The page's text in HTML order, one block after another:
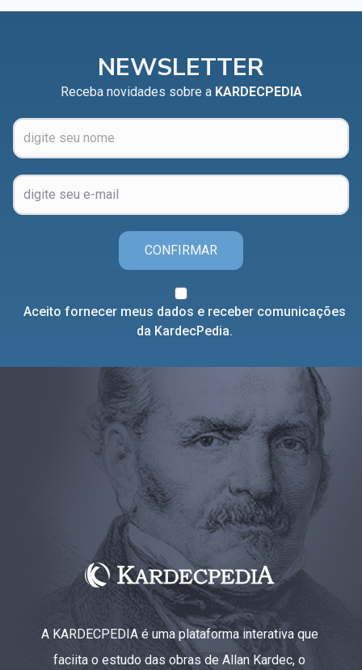
NEWSLETTER
Receba novidades sobre a KARDECPEDIA
CONFIRMAR
Aceito fornecer meus dados e receber comunicações
da KardecPedia.
A KARDECPEDIA é uma plataforma interativa que
faciita o estudo das obras de Allan Kardec, o